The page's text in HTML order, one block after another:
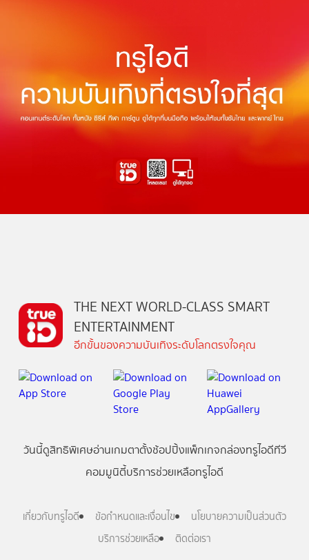
THE NEXT WORLD-CLASS SMART
ENTERTAINMENT
อีกขั้นของความบันเทิงระดับโลกตรงใจคุณ
วันนี้ดูสิทธิพิเศษอ่านเกมตาตั้งช้อปปิ้งแพ็กเกจกล่องทรูไอดีทีวี
คอมมูนิตี้บริการช่วยเหลือทรูไอดี
เกี่ยวกับทรูไอดี ข้อกำหนดและเงื่อนไข
นโยบายความเป็นส่วนตัว
บริการช่วยเหลือ
ติดต่อเรา